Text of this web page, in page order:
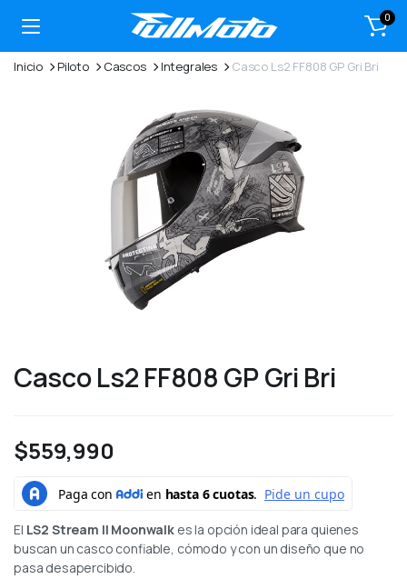
0
Inicio Piloto Cascos Integrales Casco Ls2 FF808 GP Gri Bri
Casco Ls2 FF808 GP Gri Bri
$559,990
El LS2 Stream II Moonwalk es la opción ideal para quienes
buscan un casco confiable, cómodo y con un diseño que no
pasa desapercibido.